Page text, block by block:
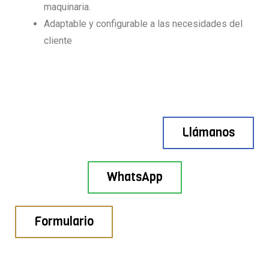
maquinaria.
Adaptable y configurable a las necesidades del
cliente
Llámanos
WhatsApp
Formulario